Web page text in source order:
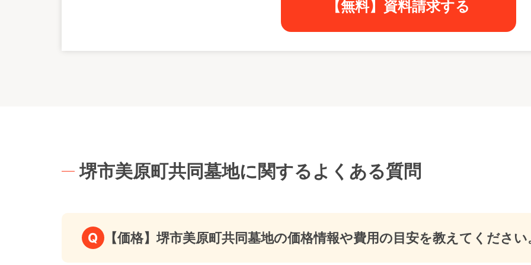
【無料】資料請求する
堺市美原町共同墓地に関するよくある質問
Q 【価格】堺市美原町共同墓地の価格情報や費用の目安を教えてください